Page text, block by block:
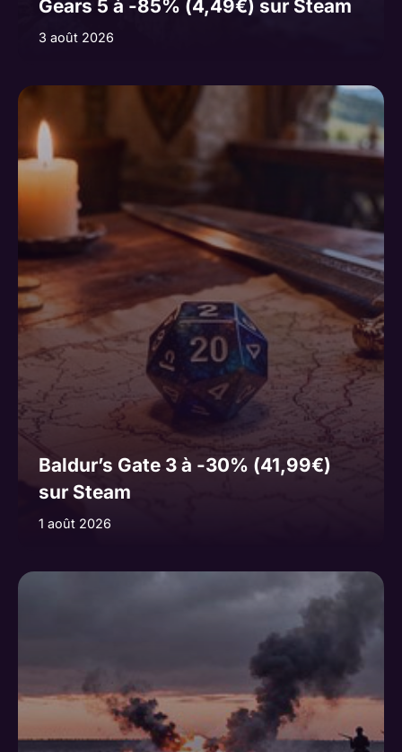
Gears 5 à -85% (4,49€) sur Steam
3 août 2026
Baldur’s Gate 3 à -30% (41,99€)
sur Steam
1 août 2026